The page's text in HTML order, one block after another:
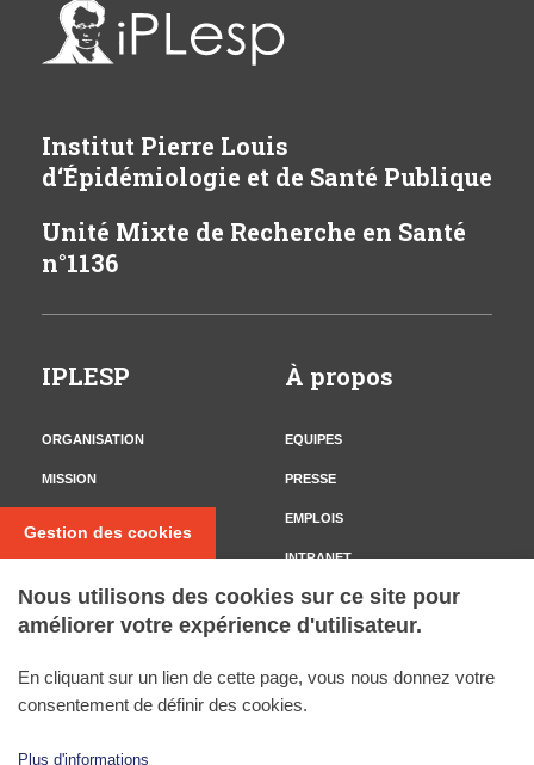
Institut Pierre Louis
d‘Épidémiologie et de Santé Publique
Unité Mixte de Recherche en Santé
n°1136
IPLESP
ORGANISATION
MISSION
À propos
EQUIPES
PRESSE
EMPLOIS
INTRANET
Nous suivre
Gestion des cookies
Nous utilisons des cookies sur ce site pour
améliorer votre expérience d'utilisateur.
En cliquant sur un lien de cette page, vous nous donnez votre
consentement de définir des cookies.
Plus d'informations